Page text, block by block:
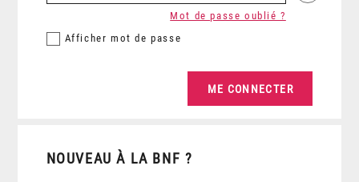
Afficher mot de passe
Mot de passe oublié ?
NOUVEAU À LA BNF ?